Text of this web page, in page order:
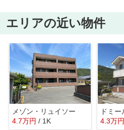
エリアの近い物件
メゾン・リュイソー
4.7万円 / 1K
4.3万円